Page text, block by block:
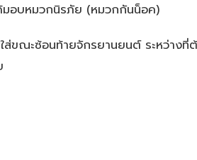
อบหมวกนิรภัย (หมวกกันน็อค)
ส่ขณะซ้อนท้ายจักรยานยนต์ ระหว่าง